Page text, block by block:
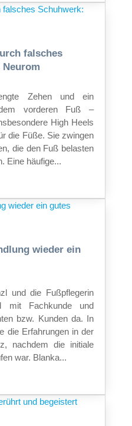
falsches
Zehen und ein
vorderen Fuß –
High Heels
die Füße. Sie zwingen
die den Fuß belasten
Eine häufige...
wieder ein
und die Fußpflegerin
mit Fachkunde und
bzw. Kunden da. In
die Erfahrungen in der
nachdem die initiale
war. Blanka...